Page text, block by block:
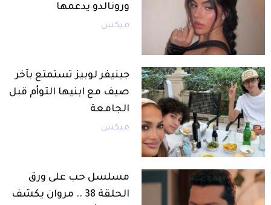
ورونالدو يدعمها
ميكس
جينيفر لوبيز تستمتع بآخر
صيف مع ابنيها التوأم قبل
الجامعة
ميكس
مسلسل حب على ورق
الحلقة 38 .. مروان يكشف